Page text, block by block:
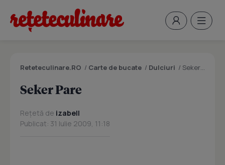
Reteteculinare.RO / Carte de bucate / Dulciuri / Seker Pare
Seker Pare
Rețetă de izabell
Publicat: 31 Iulie 2009, 11:18